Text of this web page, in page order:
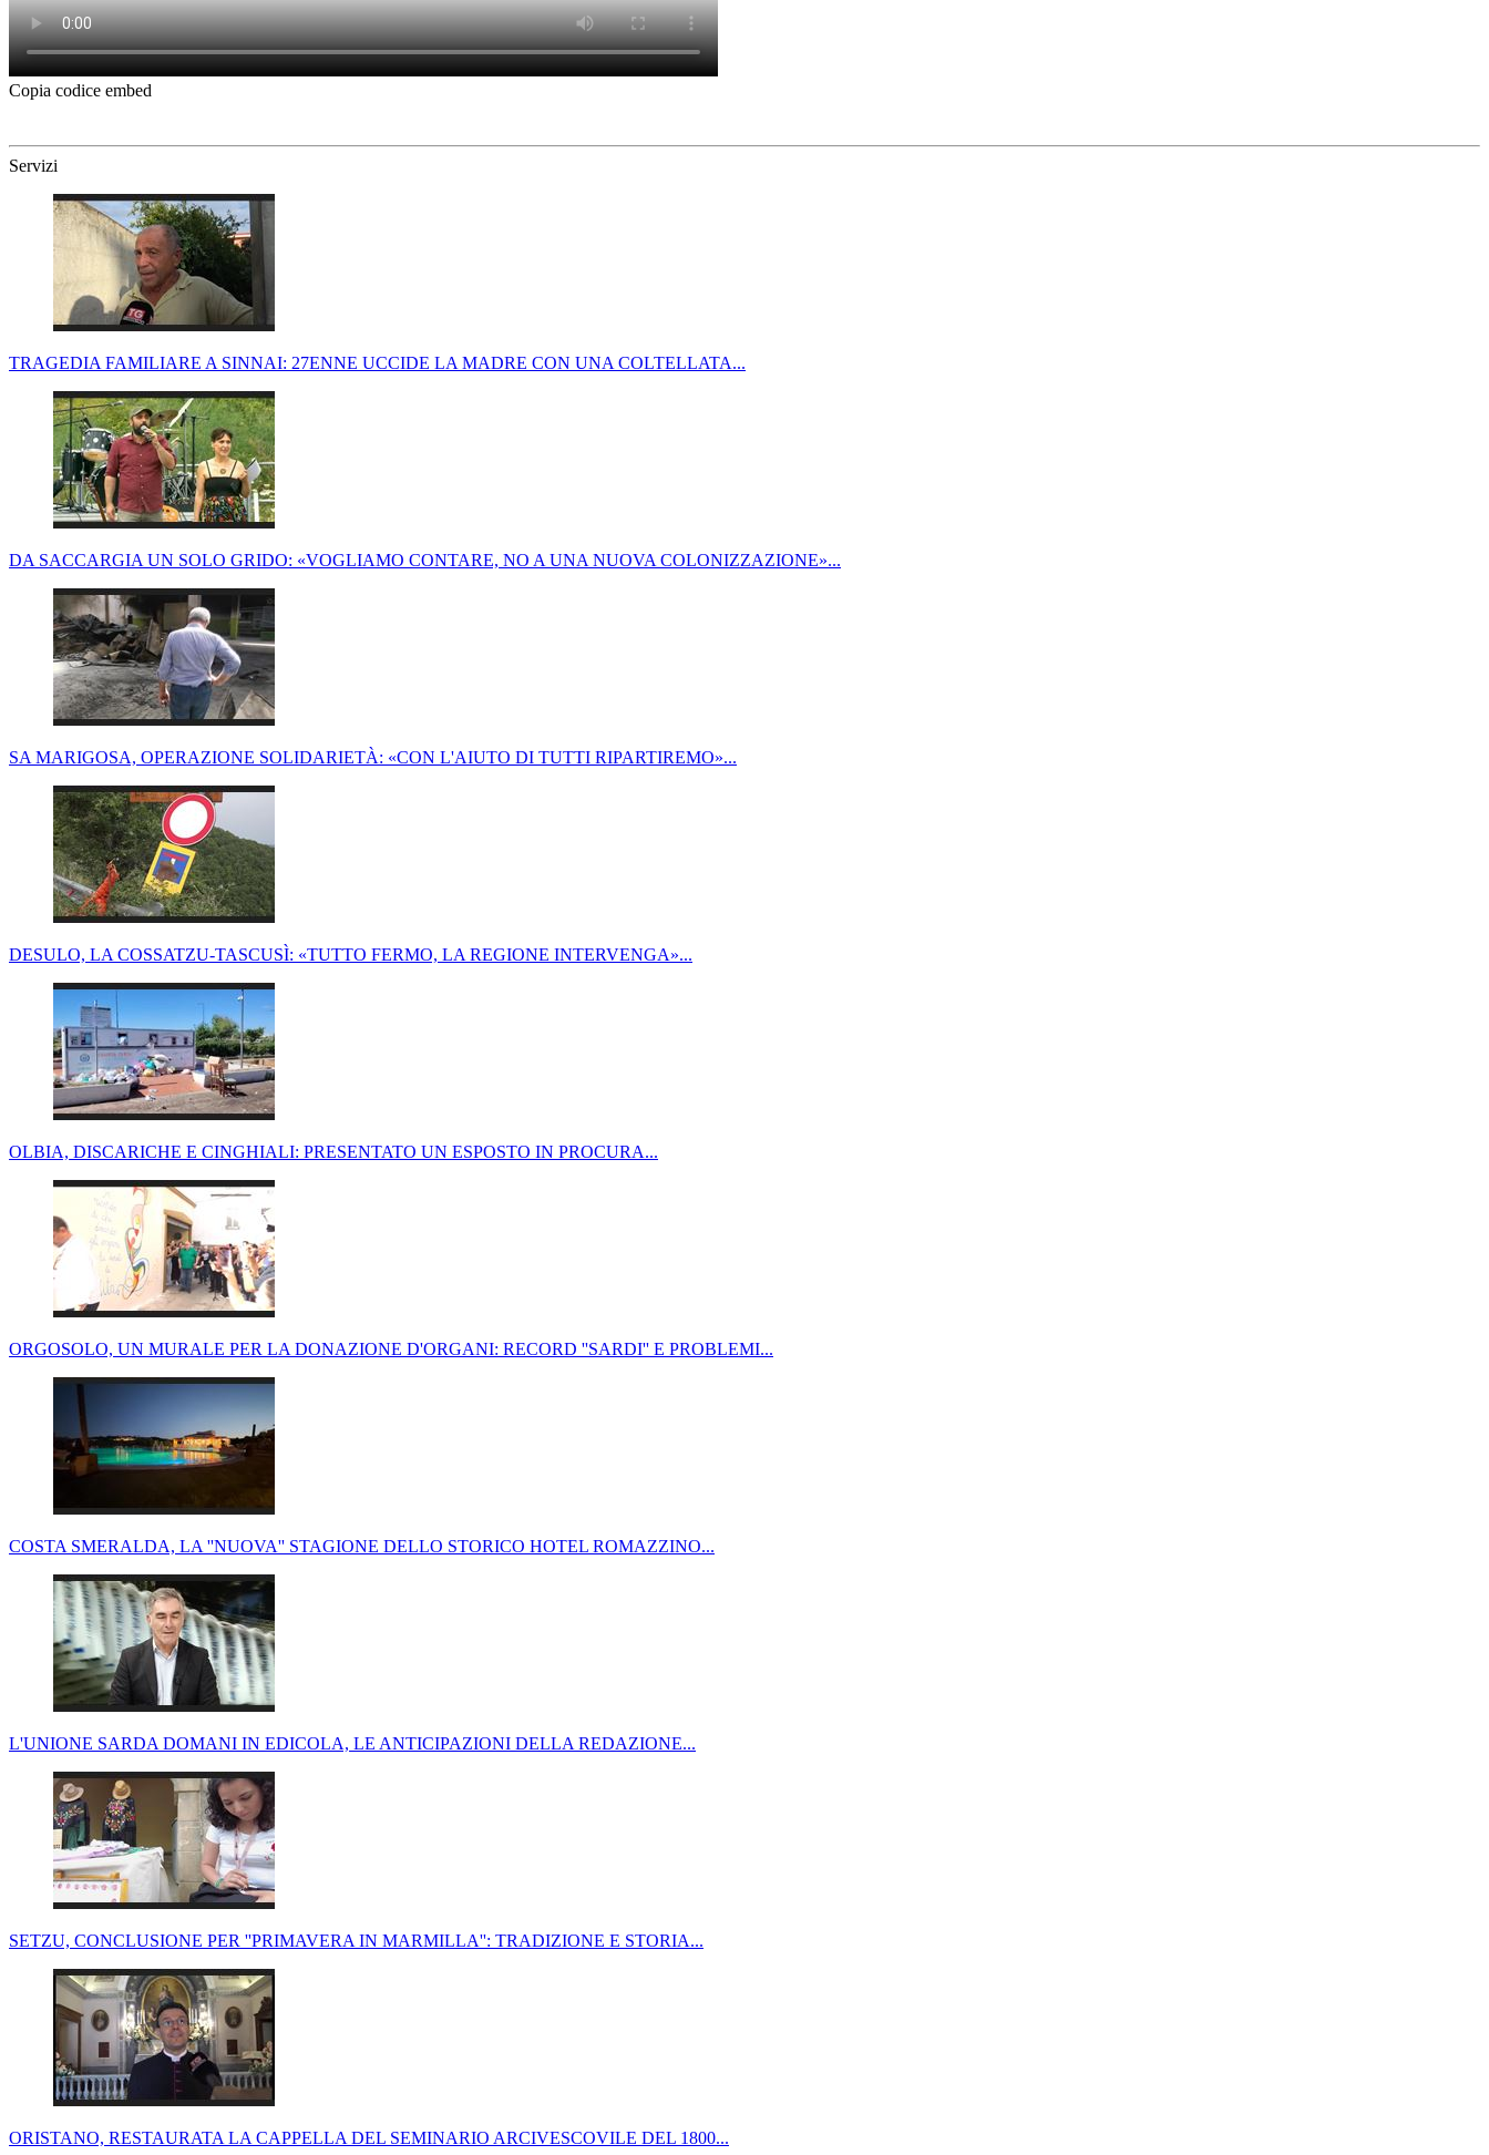
Copia codice embed
Servizi
TRAGEDIA FAMILIARE A SINNAI: 27ENNE UCCIDE LA MADRE CON UNA COLTELLATA...
DA SACCARGIA UN SOLO GRIDO: «VOGLIAMO CONTARE, NO A UNA NUOVA COLONIZZAZIONE»...
SA MARIGOSA, OPERAZIONE SOLIDARIETÀ: «CON L'AIUTO DI TUTTI RIPARTIREMO»...
DESULO, LA COSSATZU-TASCUSÌ: «TUTTO FERMO, LA REGIONE INTERVENGA»...
OLBIA, DISCARICHE E CINGHIALI: PRESENTATO UN ESPOSTO IN PROCURA...
ORGOSOLO, UN MURALE PER LA DONAZIONE D'ORGANI: RECORD ''SARDI'' E PROBLEMI...
COSTA SMERALDA, LA ''NUOVA'' STAGIONE DELLO STORICO HOTEL ROMAZZINO...
L'UNIONE SARDA DOMANI IN EDICOLA, LE ANTICIPAZIONI DELLA REDAZIONE...
SETZU, CONCLUSIONE PER ''PRIMAVERA IN MARMILLA'': TRADIZIONE E STORIA...
ORISTANO, RESTAURATA LA CAPPELLA DEL SEMINARIO ARCIVESCOVILE DEL 1800...